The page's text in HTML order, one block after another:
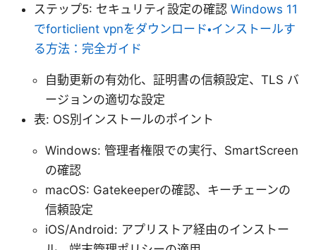
ステップ5: セキュリティ設定の確認 Windows 11
でforticlient vpnをダウンロード・インストールす
る方法：完全ガイド
自動更新の有効化、証明書の信頼設定、TLS バ
ージョンの適切な設定
表: OS別インストールのポイント
Windows: 管理者権限での実行、SmartScreen
の確認
macOS: Gatekeeperの確認、キーチェーンの
信頼設定
iOS/Android: アプリストア経由のインストー